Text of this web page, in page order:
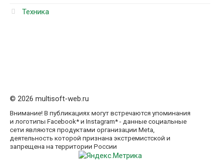
Техника
© 2026 multisoft-web.ru
Внимание! В публикациях могут встречаются упоминания
и логотипы Facebook* и Instagram* - данные социальные
сети являются продуктами организации Meta,
деятельность которой признана экстремистской и
запрещена на территории России